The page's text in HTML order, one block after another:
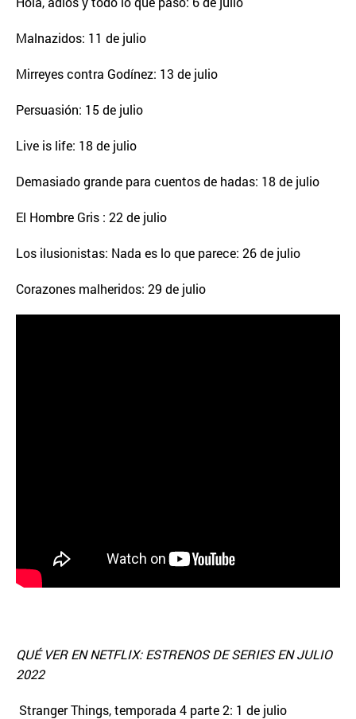
Malnazidos: 11 de julio
Mirreyes contra Godínez: 13 de julio
Persuasión: 15 de julio
Live is life: 18 de julio
Demasiado grande para cuentos de hadas: 18 de julio
El Hombre Gris : 22 de julio
Los ilusionistas: Nada es lo que parece: 26 de julio
Corazones malheridos: 29 de julio
QUÉ VER EN NETFLIX: ESTRENOS DE SERIES EN JULIO
2022
Stranger Things, temporada 4 parte 2: 1 de julio